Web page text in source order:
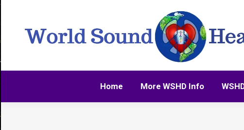
Home More WSHD Info
More WSHD Info